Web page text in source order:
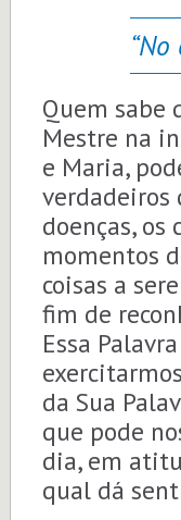
Quem sabe
Mestre na
e Maria,
verdadeiros
doenças, os
momentos
coisas a
fim de
Essa
da Sua
que pode
dia, em
qual dá